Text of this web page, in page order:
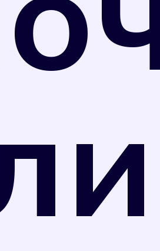
г. N 2510 средства
для
государственного
единства
коммунального ресурса в
учета не был поверен в
в соответствии с
паспорте прибора.
тарифу, как